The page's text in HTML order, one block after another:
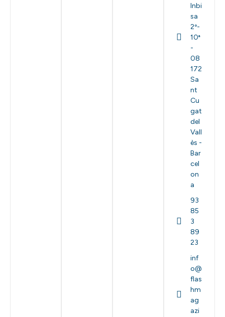
Inbi
sa
2º-
10ª
-
08
172
Sa
nt
Cu
gat
del
Vall
ès -
Bar
cel
on
a
93
85
3
89
23
inf
o@
flas
hm
ag
azi